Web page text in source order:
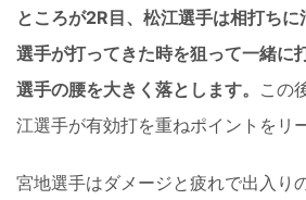
ところが2R目、松江選手は相打ち
選手が打ってきた時を狙って一緒に
選手の腰を大きく落とします。 この
江選手が有効打を重ねポイントをリー
宮地選手はダメージと疲れで出入り